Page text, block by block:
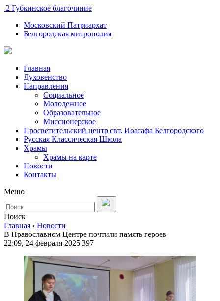
2 Губкинское благочиние
Московский Патриархат
Белгородская митрополия
Главная
Духовенство
Направления
Социальное
Молодежное
Образовательное
Миссионерское
Просветительский центр свт. Иоасафа Белгородского
Русская Классическая Школа
Храмы
Храмы на карте
Новости
Контакты
Меню
Поиск
Главная › Новости
В Православном Центре почтили память героев
22:09, 24 февраля 2025 397